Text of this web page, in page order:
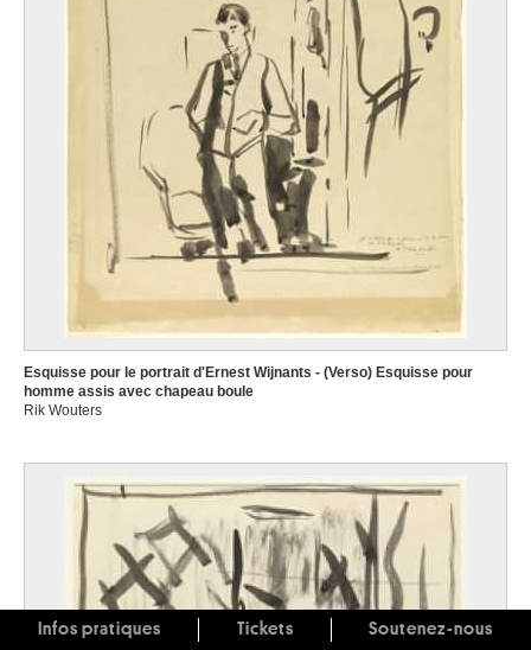
Esquisse pour le portrait d'Ernest Wijnants - (Verso) Esquisse pour
homme assis avec chapeau boule
Rik Wouters
Infos pratiques Tickets Soutenez-nous